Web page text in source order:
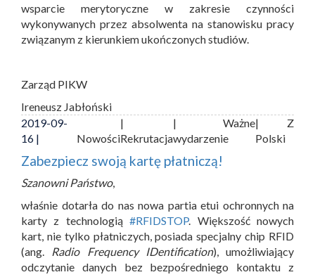
wsparcie merytoryczne w zakresie czynności
wykonywanych przez absolwenta na stanowisku pracy
związanym z kierunkiem ukończonych studiów.
Zarząd PIKW
Ireneusz Jabłoński
2019-09-
16 |
Nowości
|
Rekrutacja
| Ważne
wydarzenie
| Z
Polski
Zabezpiecz swoją kartę płatniczą!
Szanowni Państwo,
właśnie dotarła do nas nowa partia etui ochronnych na
karty z technologią#RFIDSTOP. Większość nowych
kart, nie tylko płatniczych, posiada specjalny chip RFID
(ang. Radio Frequency IDentification), umożliwiający
odczytanie danych bez bezpośredniego kontaktu z